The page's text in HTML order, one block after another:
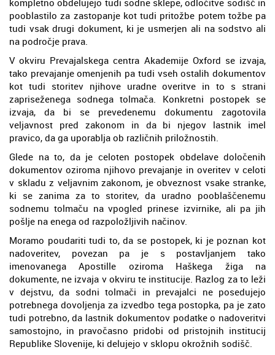
pooblastilo za zastopanje kot tudi pritožbe potem tožbe pa
tudi vsak drugi dokument, ki je usmerjen ali na sodstvo ali
na področje prava.
V okviru Prevajalskega centra Akademije Oxford se izvaja,
tako prevajanje omenjenih pa tudi vseh ostalih dokumentov
kot tudi storitev njihove uradne overitve in to s strani
zapriseženega sodnega tolmača. Konkretni postopek se
izvaja, da bi se prevedenemu dokumentu zagotovila
veljavnost pred zakonom in da bi njegov lastnik imel
pravico, da ga uporablja ob različnih priložnostih.
Glede na to, da je celoten postopek obdelave določenih
dokumentov oziroma njihovo prevajanje in overitev v celoti
v skladu z veljavnim zakonom, je obveznost vsake stranke,
ki se zanima za to storitev, da uradno pooblaščenemu
sodnemu tolmaču na vpogled prinese izvirnike, ali pa jih
pošlje na enega od razpoložljivih načinov.
Moramo poudariti tudi to, da se postopek, ki je poznan kot
nadoveritev, povezan pa je s postavljanjem tako
imenovanega Apostille oziroma Haškega žiga na
dokumente, ne izvaja v okviru te institucije. Razlog za to leži
v dejstvu, da sodni tolmači in prevajalci ne posedujejo
potrebnega dovoljenja za izvedbo tega postopka, pa je zato
tudi potrebno, da lastnik dokumentov podatke o nadoveritvi
samostojno, in pravočasno pridobi od pristojnih institucij
Republike Slovenije, ki delujejo v sklopu okrožnih sodišč.